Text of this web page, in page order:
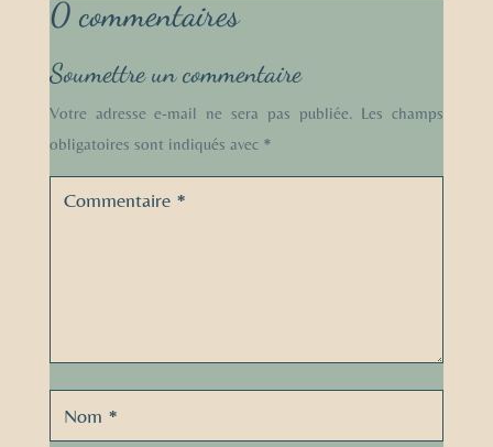
0 commentaires
Soumettre un commentaire
Votre adresse e-mail ne sera pas publiée. Les champs
obligatoires sont indiqués avec *